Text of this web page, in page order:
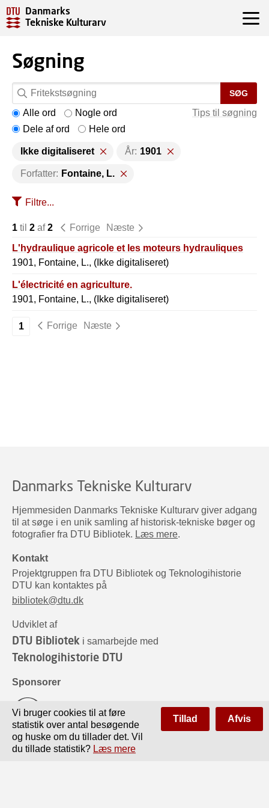
Danmarks
Tekniske Kulturarv
Søgning
SØG
Tips til søgning
Alle ord
Nogle ord
Dele af ord
Hele ord
Ikke digitaliseret År: 1901
Forfatter: Fontaine, L.
Filtre...
1 til 2 af2 Forrige
Næste
L'hydraulique agricole et les moteurs hydrauliques
1901, Fontaine, L., (Ikke digitaliseret)
L'électricité en agriculture.
1901, Fontaine, L., (Ikke digitaliseret)
1 Forrige Næste
Danmarks Tekniske Kulturarv
Hjemmesiden Danmarks Tekniske Kulturarv giver adgang
til at søge i en unik samling af historisk-tekniske bøger og
fotografier fra DTU Bibliotek. Læs mere.
Kontakt
Projektgruppen fra DTU Bibliotek og Teknologihistorie
DTU kan kontaktes på
bibliotek@dtu.dk
Udviklet af
DTU Bibliotek i samarbejde med
Teknologihistorie DTU
Sponsorer
Vi bruger cookies til at føre
statistik over antal besøgende
og huske om du tillader det. Vil
du tillade statistik? Læs mere
Tillad Afvis